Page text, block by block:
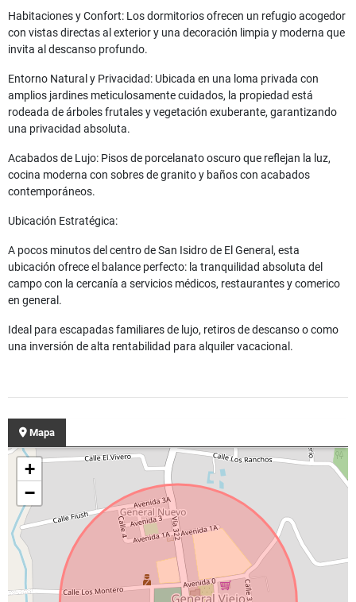
Habitaciones y Confort: Los dormitorios ofrecen un refugio acogedor
con vistas directas al exterior y una decoración limpia y moderna que
invita al descanso profundo.
Entorno Natural y Privacidad: Ubicada en una loma privada con
amplios jardines meticulosamente cuidados, la propiedad está
rodeada de árboles frutales y vegetación exuberante, garantizando
una privacidad absoluta.
Acabados de Lujo: Pisos de porcelanato oscuro que reflejan la luz,
cocina moderna con sobres de granito y baños con acabados
contemporáneos.
Ubicación Estratégica:
A pocos minutos del centro de San Isidro de El General, esta
ubicación ofrece el balance perfecto: la tranquilidad absoluta del
campo con la cercanía a servicios médicos, restaurantes y comerico
en general.
Ideal para escapadas familiares de lujo, retiros de descanso o como
una inversión de alta rentabilidad para alquiler vacacional.
Mapa
+
−